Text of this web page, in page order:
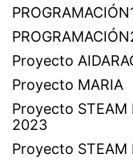
Proyecto
Proyecto MARIA
Proyecto
2023
Proyecto